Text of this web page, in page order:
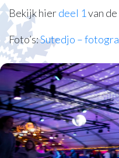
Bekijk hierdeel 1 van de
Foto’s:Sutedjo –